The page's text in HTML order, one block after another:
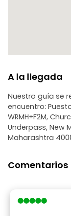
A la llegada
Nuestro guía se
encuentro:
WRMH+F2M,
Underpass, New
Maharashtra
Comentarios